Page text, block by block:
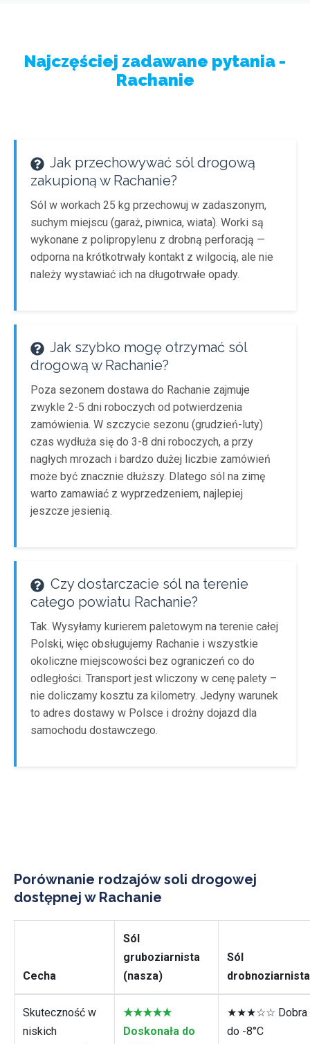
Najczęściej zadawane pytania -
Rachanie
Jak przechowywać sól drogową
zakupioną w Rachanie?
Sól w workach 25 kg przechowuj w zadaszonym,
suchym miejscu (garaż, piwnica, wiata). Worki są
wykonane z polipropylenu z drobną perforacją —
odporna na krótkotrwały kontakt z wilgocią, ale nie
należy wystawiać ich na długotrwałe opady.
Jak szybko mogę otrzymać sól
drogową w Rachanie?
Poza sezonem dostawa do Rachanie zajmuje
zwykle 2-5 dni roboczych od potwierdzenia
zamówienia. W szczycie sezonu (grudzień-luty)
czas wydłuża się do 3-8 dni roboczych, a przy
nagłych mrozach i bardzo dużej liczbie zamówień
może być znacznie dłuższy. Dlatego sól na zimę
warto zamawiać z wyprzedzeniem, najlepiej
jeszcze jesienią.
Czy dostarczacie sól na terenie
całego powiatu Rachanie?
Tak. Wysyłamy kurierem paletowym na terenie całej
Polski, więc obsługujemy Rachanie i wszystkie
okoliczne miejscowości bez ograniczeń co do
odległości. Transport jest wliczony w cenę palety –
nie doliczamy kosztu za kilometry. Jedyny warunek
to adres dostawy w Polsce i drożny dojazd dla
samochodu dostawczego.
Porównanie rodzajów soli drogowej
dostępnej w Rachanie
Cecha
Sól
gruboziarnista
(nasza)
Sól
drobnoziarnista
Skuteczność w
niskich
★★★★★
Doskonała do
★★★☆☆ Dobra
do -8°C